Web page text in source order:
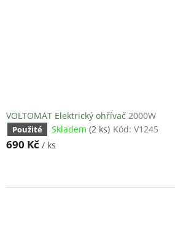
VOLTOMAT Elektrický ohřívač 2000W
Použité Skladem (2 ks) Kód: V1245
690 Kč / ks